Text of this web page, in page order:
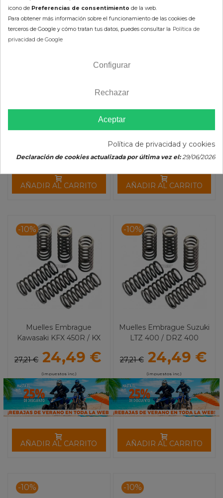
Kit Pastillas Embrague
80,09 €
AÑADIR AL CARRITO
Muelles Embrague Polaris
AÑADIR AL CARRITO
-10%
Muelles Embrague
Kawasaki KFX 450R / KX
MOOSE RACING
27,21 € 24,49 €
(impuestos inc.)
AÑADIR AL CARRITO
-10%
Muelles Embrague Suzuki
LTZ 400 / DRZ 400
27,21 € 24,49 €
(impuestos inc.)
AÑADIR AL CARRITO
-10% -10%
icono de Preferencias de consentimiento de la web.
Para obtener más información sobre el funcionamiento de las cookies de
terceros de Google y cómo tratan tus datos, puedes consultar la Política de
privacidad de Google
Configurar
Rechazar
Aceptar
Política de privacidad y cookies
Declaración de cookies actualizada por última vez el:29/06/2026